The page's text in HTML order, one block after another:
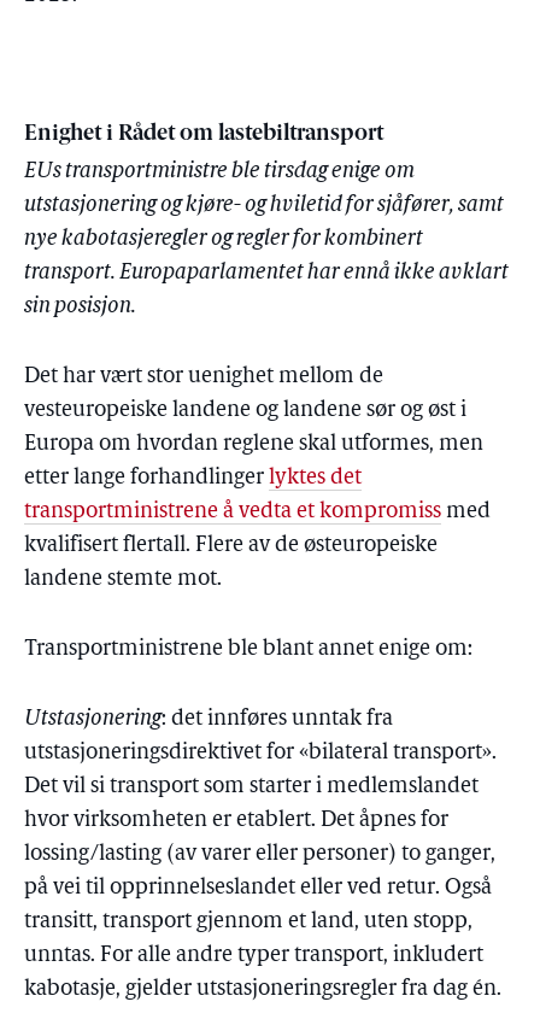
Enighet i Rådet om lastebiltransport
EUs transportministre ble tirsdag enige om
utstasjonering og kjøre- og hviletid for sjåfører, samt
nye kabotasjeregler og regler for kombinert
transport. Europaparlamentet har ennå ikke avklart
sin posisjon.
Det har vært stor uenighet mellom de
vesteuropeiske landene og landene sør og øst i
Europa om hvordan reglene skal utformes, men
etter lange forhandlinger lyktes det
transportministrene å vedta et kompromiss med
kvalifisert flertall. Flere av de østeuropeiske
landene stemte mot.
Transportministrene ble blant annet enige om:
Utstasjonering: det innføres unntak fra
utstasjoneringsdirektivet for «bilateral transport».
Det vil si transport som starter i medlemslandet
hvor virksomheten er etablert. Det åpnes for
lossing/lasting (av varer eller personer) to ganger,
på vei til opprinnelseslandet eller ved retur. Også
transitt, transport gjennom et land, uten stopp,
unntas. For alle andre typer transport, inkludert
kabotasje, gjelder utstasjoneringsregler fra dag én.